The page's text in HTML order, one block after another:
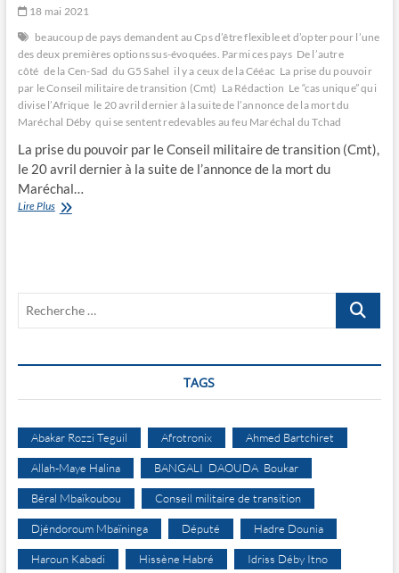
18 mai 2021
beaucoup de pays demandent au Cps d’être flexible et d’opter pour l’une
des deux premières options sus-évoquées. Parmi ces pays De l’autre
côté de la Cen-Sad du G5 Sahel il y a ceux de la Cééac La prise du pouvoir
par le Conseil militaire de transition (Cmt) La Rédaction Le “cas unique” qui
divise l’Afrique le 20 avril dernier à la suite de l’annonce de la mort du
Maréchal Déby qui se sentent redevables au feu Maréchal du Tchad
La prise du pouvoir par le Conseil militaire de transition (Cmt),
le 20 avril dernier à la suite de l’annonce de la mort du
Maréchal…
Lire PlusLe
Recherche
TAGS
Abakar Rozzi Teguil Afrotronix Ahmed Bartchiret
Allah-Maye Halina BANGALI DAOUDA Boukar
Béral Mbaïkoubou Conseil militaire de transition
Djéndoroum Mbaïninga Député Hadre Dounia
Haroun Kabadi Hissène Habré Idriss Déby Itno